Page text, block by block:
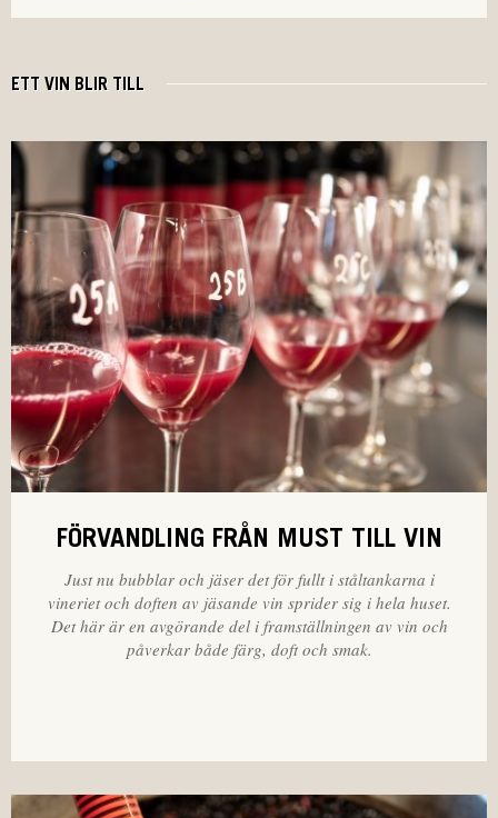
ETT VIN BLIR TILL
FÖRVANDLING FRÅN MUST TILL VIN
Just nu bubblar och jäser det för fullt i ståltankarna i
vineriet och doften av jäsande vin sprider sig i hela huset.
Det här är en avgörande del i framställningen av vin och
påverkar både färg, doft och smak.